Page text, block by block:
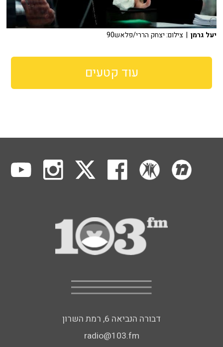
יעל גרמן | צילום: יצחק הררי/פלאש90
עוד קטעים
דבורה הנביאה 6, רמת השרון
radio@103.fm